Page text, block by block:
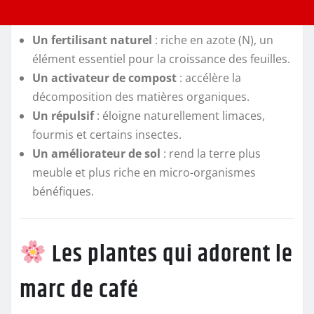
Un fertilisant naturel : riche en azote (N), un
élément essentiel pour la croissance des feuilles.
Un activateur de compost : accélère la
décomposition des matières organiques.
Un répulsif: éloigne naturellement limaces,
fourmis et certains insectes.
Un améliorateur de sol : rend la terre plus
meuble et plus riche en micro-organismes
bénéfiques.
Les plantes qui adorent le
marc de café